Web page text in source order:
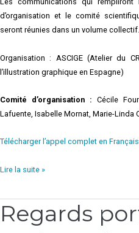
d’organisation et le comité
seront réunies dans un volume collectif.
Organisation : ASCIGE (Atelier du
l’illustration graphique en Espagne)
Comité d’organisation : Cécile
Lafuente, Isabelle Mornat, Marie-Linda
Télécharger l’appel complet en
Lire la suite »
Regards
Regards
portés